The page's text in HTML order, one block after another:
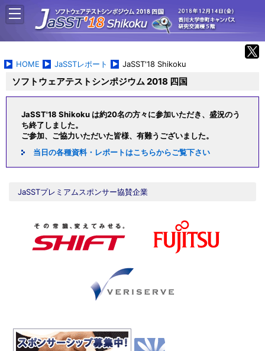
HOME JaSSTレポート JaSST'18 Shikoku
ソフトウェアテストシンポジウム 2018 四国
JaSST'18 Shikoku は約20名の方々に参加いただき、盛況のう
ち終了しました。
ご参加、ご協力いただいた皆様、有難うございました。
当日の各種資料・レポートはこちらからご覧下さい
JaSSTプレミアムスポンサー協賛企業